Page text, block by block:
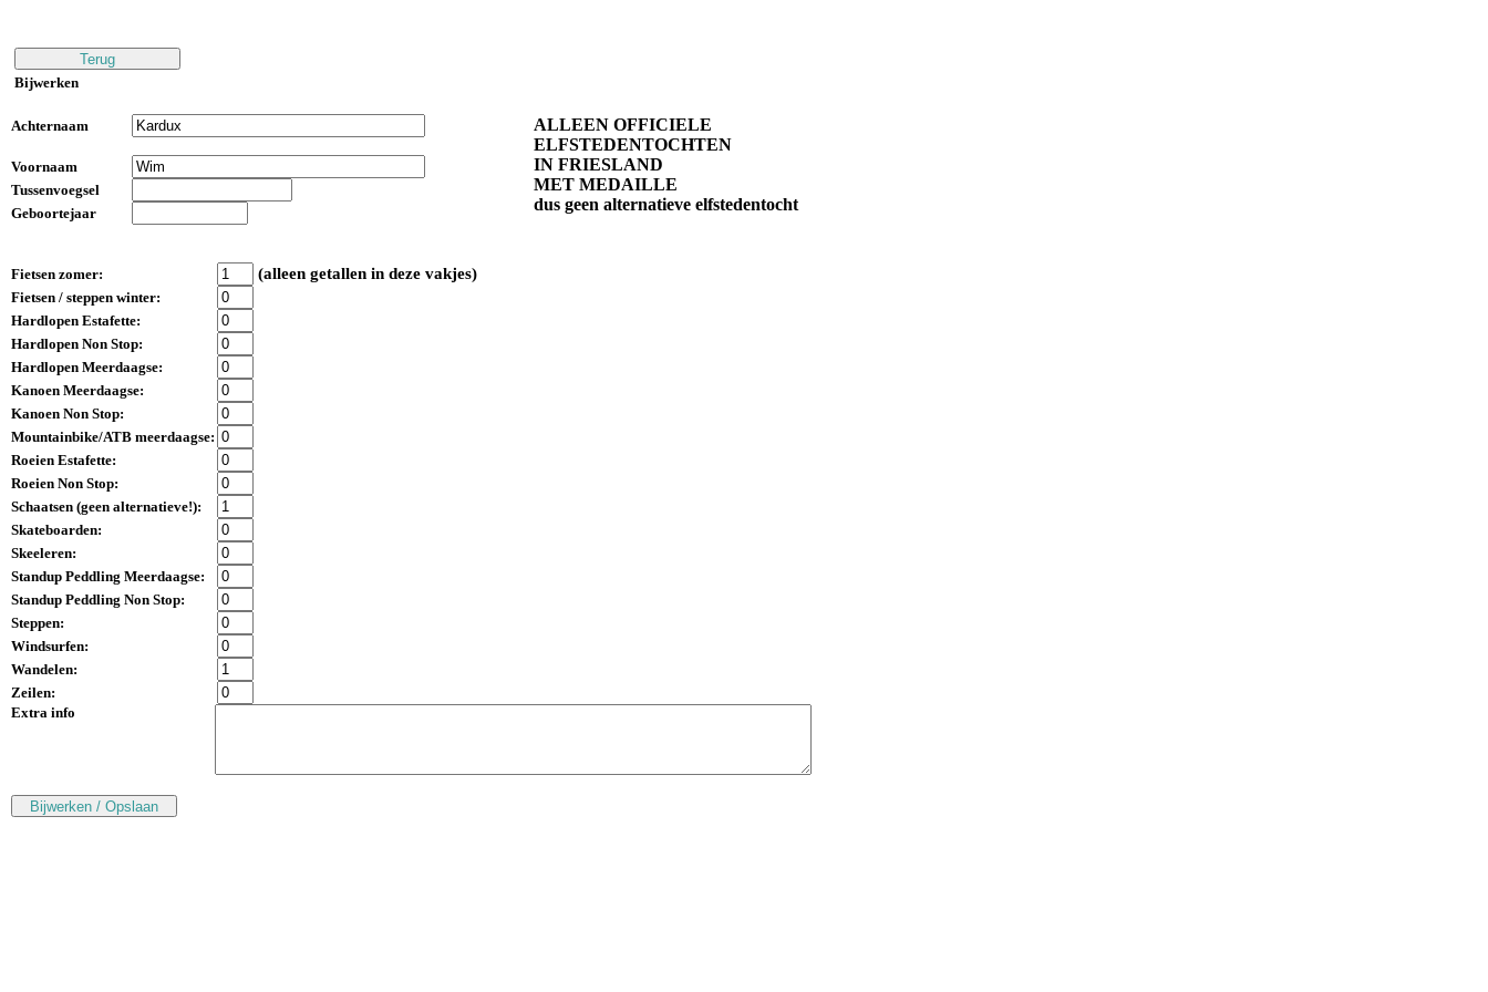
Bijwerken
Achternaam
ALLEEN OFFICIELE
ELFSTEDENTOCHTEN
IN FRIESLAND
MET MEDAILLE
dus geen alternatieve elfstedentocht
Voornaam
Tussenvoegsel
Geboortejaar
Fietsen zomer: (alleen getallen in deze vakjes)
Fietsen / steppen winter:
Hardlopen Estafette:
Hardlopen Non Stop:
Hardlopen Meerdaagse:
Kanoen Meerdaagse:
Kanoen Non Stop:
Mountainbike/ATB meerdaagse:
Roeien Estafette:
Roeien Non Stop:
Schaatsen (geen alternatieve!):
Skateboarden:
Skeeleren:
Standup Peddling Meerdaagse:
Standup Peddling Non Stop:
Steppen:
Windsurfen:
Wandelen:
Zeilen:
Extra info